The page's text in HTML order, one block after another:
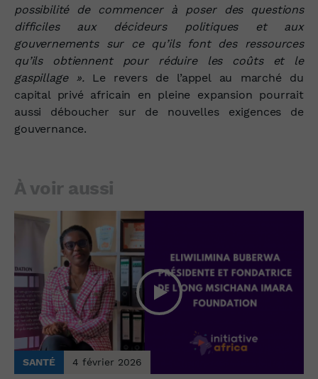
possibilité de commencer à poser des questions
difficiles aux décideurs politiques et aux
gouvernements sur ce qu’ils font des ressources
qu’ils obtiennent pour réduire les coûts et le
gaspillage ». Le revers de l’appel au marché du
capital privé africain en pleine expansion pourrait
aussi déboucher sur de nouvelles exigences de
gouvernance.
À voir aussi
SANTÉ 4 février 2026